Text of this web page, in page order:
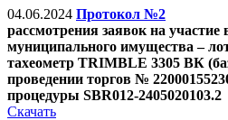
04.06.2024 Протокол №2
рассмотрения заявок на участие
муниципального имущества –
тахеометр TRIMBLE 3305 ВК
проведении торгов №
процедуры SBR012-2405020103.2
Скачать